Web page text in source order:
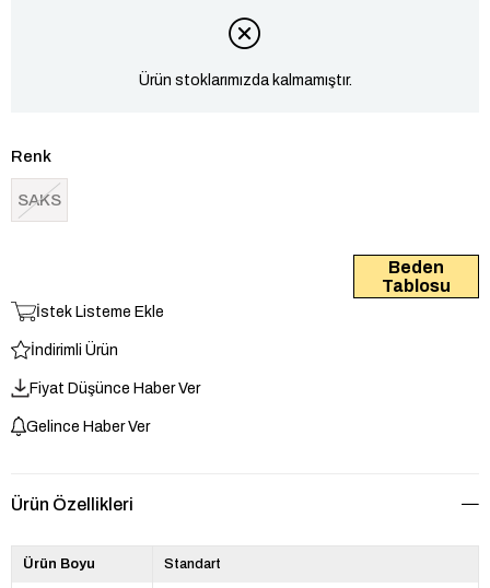
Ürün stoklarımızda kalmamıştır.
Renk
SAKS
Beden
Tablosu
İstek Listeme Ekle
İndirimli Ürün
Fiyat Düşünce Haber Ver
Gelince Haber Ver
Ürün Özellikleri
Ürün Boyu Standart